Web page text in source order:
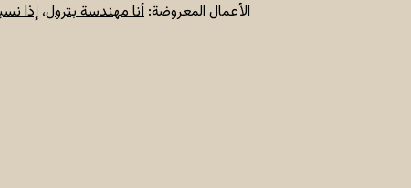
الأعمال المعروضة: أنا مهندسة بترول، إذا